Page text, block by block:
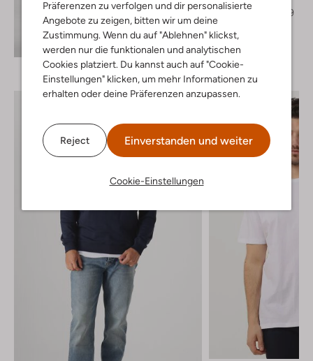
Präferenzen zu verfolgen und dir personalisierte
Angebote zu zeigen, bitten wir um deine
Zustimmung. Wenn du auf "Ablehnen" klickst,
werden nur die funktionalen und analytischen
Cookies platziert. Du kannst auch auf "Cookie-
Einstellungen" klicken, um mehr Informationen zu
erhalten oder deine Präferenzen anzupassen.
Reject Einverstanden und weiter
Cookie-Einstellungen
Entdecke den Look
€ 89,95
€ 53,99